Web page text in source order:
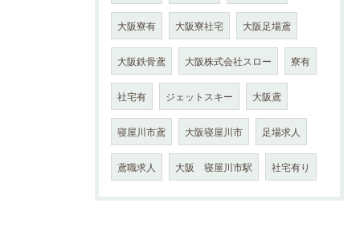
大阪寮有 大阪寮社宅 大阪足場鳶
大阪鉄骨鳶 大阪株式会社スロー 寮有
社宅有 ジェットスキー 大阪鳶
寝屋川市鳶 大阪寝屋川市 足場求人
鳶職求人 大阪 寝屋川市駅 社宅有り